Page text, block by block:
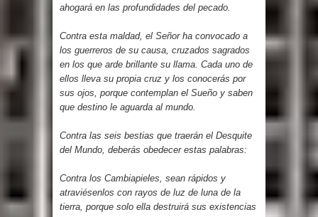
ahogará en las profundidades del pecado.
Contra esta maldad, el Señor ha convocado a
los guerreros de su causa, cruzados sagrados
en los que arde brillante su llama. Cada uno de
ellos lleva su propia cruz y los conocerás por
sus ojos, porque contemplan el Sueño y saben
que destino le aguarda al mundo.
Contra las seis bestias que traerán el Desquite
del Mundo, deberás obedecer estas palabras:
Contra los Cambiapieles, sean rápidos y
atraviésenlos con rayos de luz de luna de la
tierra, porque solo ella destruirá sus existencias